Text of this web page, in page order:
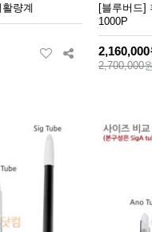
량계
[블루버드]
1000P
2,160,000
2,700,000